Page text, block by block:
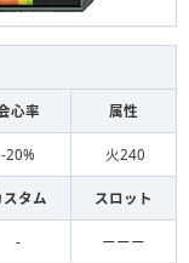
心率 属性
-20% 火240
スタム スロット
- ーーー